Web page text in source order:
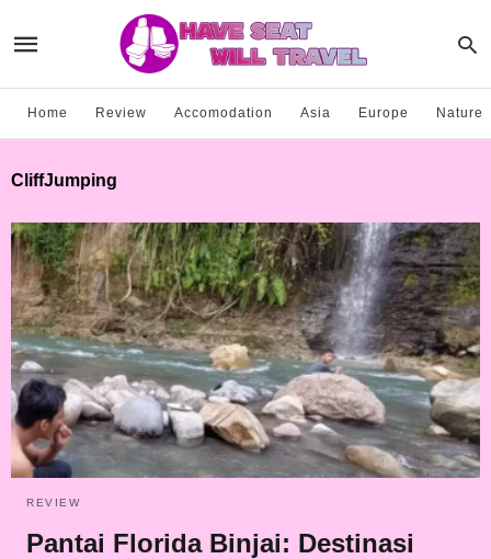
Home Review Accomodation Asia Europe Nature
CliffJumping
REVIEW
Pantai Florida Binjai: Destinasi